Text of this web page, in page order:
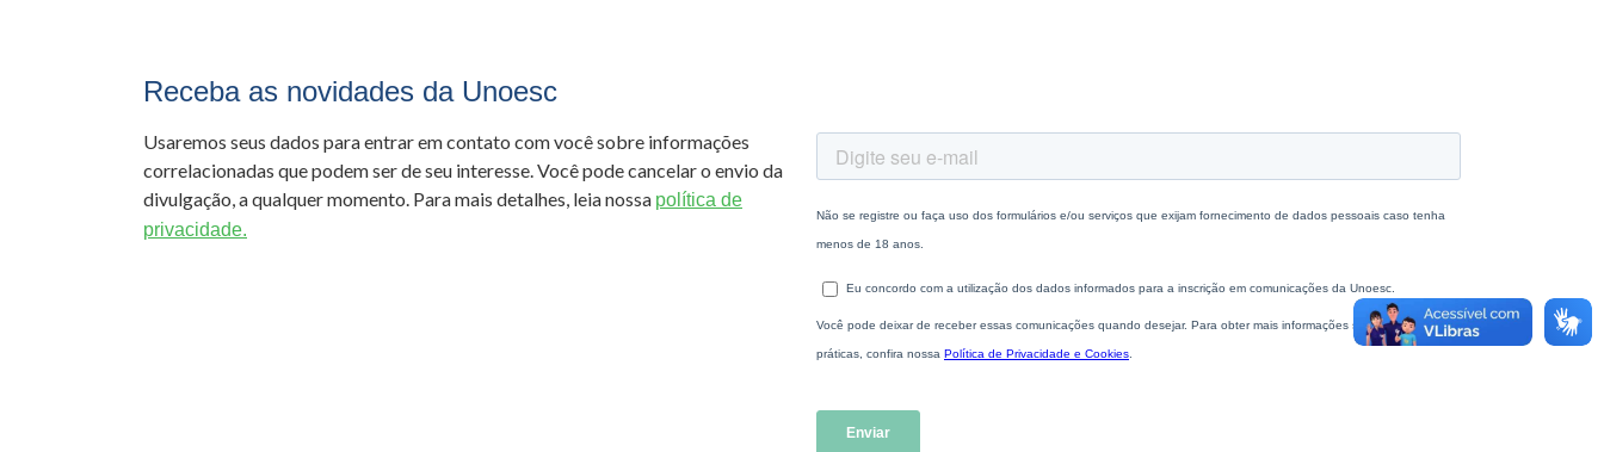
Receba as novidades da Unoesc
Usaremos seus dados para entrar em contato com você sobre informações
correlacionadas que podem ser de seu interesse. Você pode cancelar o envio da
divulgação, a qualquer momento. Para mais detalhes, leia nossa política de
privacidade.